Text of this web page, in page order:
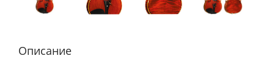
Описание